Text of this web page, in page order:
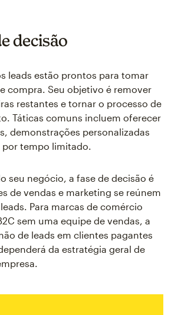
decisão
leads estão prontos para tomar
compra. Seu objetivo é remover
restantes e tornar o processo de
Táticas comuns incluem oferecer
demonstrações personalizadas
tempo limitado.
seu negócio, a fase de decisão é
de vendas e marketing se reúnem
Para marcas de comércio
sem uma equipe de vendas, a
de leads em clientes pagantes
da estratégia geral de